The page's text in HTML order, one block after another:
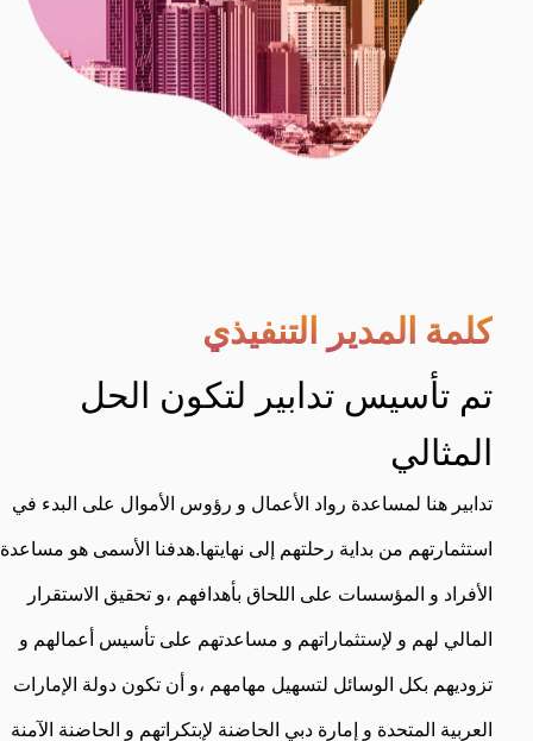
كلمة المدير التنفيذي
تم تأسيس تدابير لتكون الحل
المثالي
تدابير هنا لمساعدة رواد الأعمال و رؤوس الأموال على البدء في
استثمارتهم من بداية رحلتهم إلى نهايتها.هدفنا الأسمى هو مساعدة
الأفراد و المؤسسات على اللحاق بأهدافهم ،و تحقيق الاستقرار
المالي لهم و لإستثماراتهم و مساعدتهم على تأسيس أعمالهم و
تزوديهم بكل الوسائل لتسهيل مهامهم ،و أن تكون دولة الإمارات
العربية المتحدة و إمارة دبي الحاضنة لإبتكراتهم و الحاضنة الآمنة